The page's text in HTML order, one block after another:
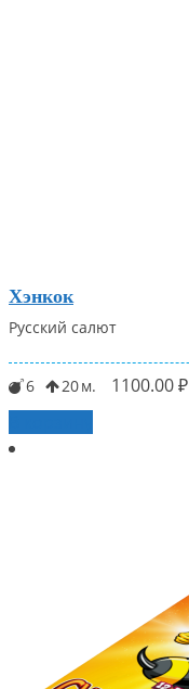
Хэнкок
Русский салют
6 20 1100.00₽